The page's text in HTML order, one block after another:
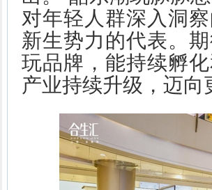
对年轻人群深入洞
新生势力的代表。
玩品牌，能持续孵
产业持续升级，迈